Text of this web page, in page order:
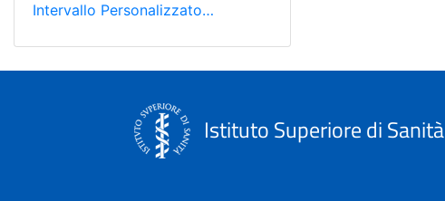
Intervallo Personalizzato…
Istituto Superiore di Sanità